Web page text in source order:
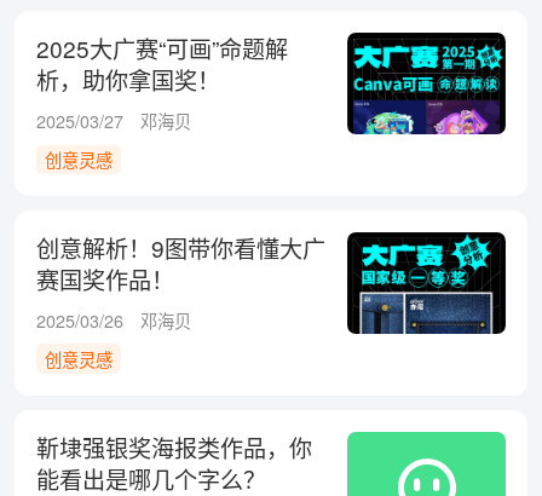
2025大广赛“可画”命题解
析，助你拿国奖！
2025/03/27
邓海贝
创意灵感
创意解析！9图带你看懂大广
赛国奖作品！
2025/03/26
邓海贝
创意灵感
靳埭强银奖海报类作品，你
能看出是哪几个字么？